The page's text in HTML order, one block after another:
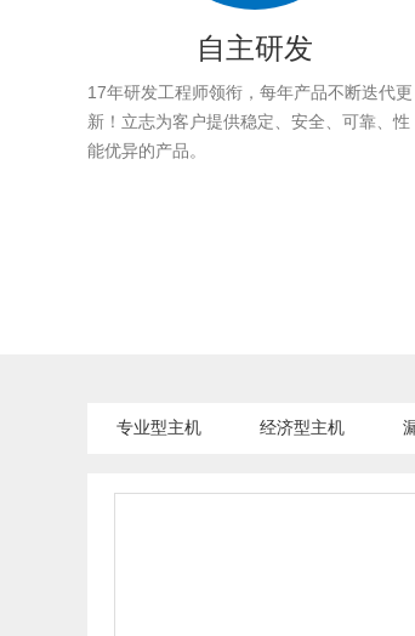
自主研发
17年研发工程师领衔，每年产品不断迭代更
新！立志为客户提供稳定、安全、可靠、性
能优异的产品。
专业型主机 经济型主机